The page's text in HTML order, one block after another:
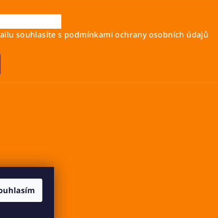
souhlasíte s podmínkami ochrany osobních údajů